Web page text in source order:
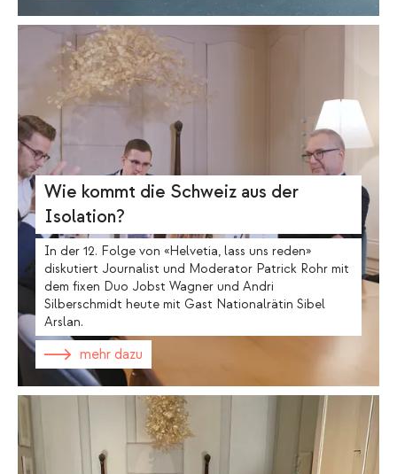
Wie kommt die Schweiz aus der
Isolation?
In der 12. Folge von «Helvetia, lass uns reden»
diskutiert Journalist und Moderator Patrick Rohr mit
dem fixen Duo Jobst Wagner und Andri
Silberschmidt heute mit Gast Nationalrätin Sibel
Arslan.
mehr dazu